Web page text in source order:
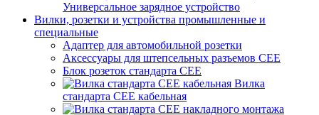
Универсальное зарядное устройство
Вилки, розетки и устройства промышленные и
специальные
Адаптер для автомобильной розетки
Аксессуары для штепсельных разъемов CEE
Блок розеток стандарта CEE
Вилка
стандарта CEE кабельная